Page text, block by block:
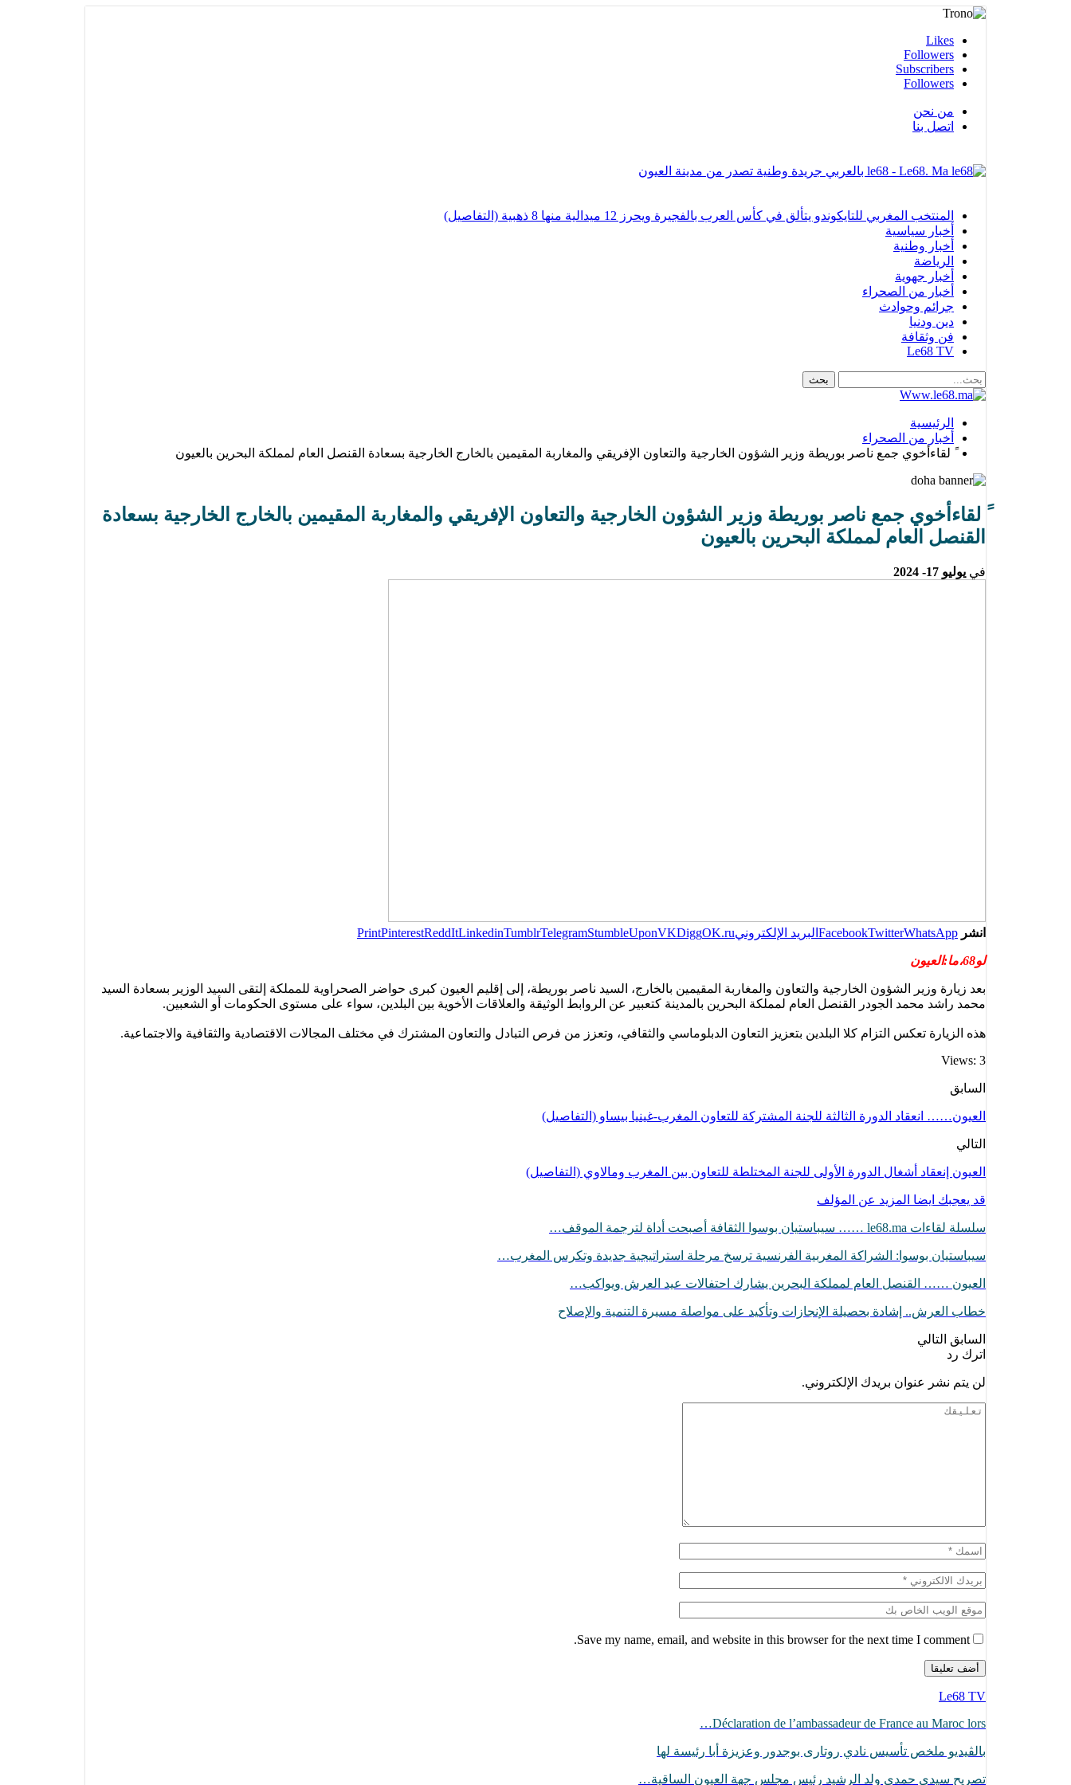
Likes
Followers
Subscribers
Followers
من نحن
اتصل بنا
le68 - Le68. Ma بالعربي جريدة وطنية تصدر من مدينة العيون
المنتخب المغربي للتايكوندو يتألق في كأس العرب بالفجيرة ويحرز 12 ميدالية منها 8 ذهبية (التفاصيل)
أخبار سياسية
أخبار وطنية
الرياضة
أخبار جهوية
أخبار من الصحراء
جرائم وحوادث
دين ودنيا
فن وثقافة
Le68 TV
الرئيسية
أخبار من الصحراء
ََ لقاءأخوي جمع ناصر بوريطة وزير الشؤون الخارجية والتعاون الإفريقي والمغاربة المقيمين بالخارج الخارجية بسعادة القنصل العام لمملكة البحرين بالعيون
ََ لقاءأخوي جمع ناصر بوريطة وزير الشؤون الخارجية والتعاون الإفريقي والمغاربة المقيمين بالخارج الخارجية بسعادة
القنصل العام لمملكة البحرين بالعيون
في يوليو 17- 2024
انشر FacebookTwitterWhatsApp البريد الإلكتروني PrintPinterestReddItLinkedinTumblrTelegramStumbleUponVKDiggOK.ru
لو68،ما:العيون
بعد زيارة وزير الشؤون الخارجية والتعاون والمغاربة المقيمين بالخارج، السيد ناصر بوريطة، إلى إقليم العيون كبرى حواضر الصحراوية للمملكة إلتقى السيد الوزير بسعادة السيد
محمد راشد محمد الجودر القنصل العام لمملكة البحرين بالمدينة كتعبير عن الروابط الوثيقة والعلاقات الأخوية بين البلدين، سواء على مستوى الحكومات أو الشعبين.
هذه الزيارة تعكس التزام كلا البلدين بتعزيز التعاون الدبلوماسي والثقافي، وتعزز من فرص التبادل والتعاون المشترك في مختلف المجالات الاقتصادية والثقافية والاجتماعية.
Views: 3
السابق
العيون…… انعقاد الدورة الثالثة للجنة المشتركة للتعاون المغرب-غينيا بيساو (التفاصيل)
التالي
العيون إنعقاد أشغال الدورة الأولى للجنة المختلطة للتعاون بين المغرب ومالاوي (التفاصيل)
قد يعجبك ايضا المزيد عن المؤلف
سلسلة لقاءات le68.ma …… سيباستيان بوسوا الثقافة أصبحت أداة لترجمة الموقف…
سيباستيان بوسوا: الشراكة المغربية الفرنسية ترسخ مرحلة استراتيجية جديدة وتكرس المغرب…
العيون …… القنصل العام لمملكة البحرين يشارك احتفالات عيد العرش ويواكب…
خطاب العرش.. إشادة بحصيلة الإنجازات وتأكيد على مواصلة مسيرة التنمية والإصلاح
السابق التالي
اترك رد
لن يتم نشر عنوان بريدك الإلكتروني.
Save my name, email, and website in this browser for the next time I comment.
Le68 TV
Déclaration de l’ambassadeur de France au Maroc lors…
بالڨيديو ملخص تأسيس نادي روتارى بوجدور وعزيزة أبا رئيسة لها
تصريح سيدي حمدي ولد الرشيد رئيس مجلس جهة العيون الساقية…